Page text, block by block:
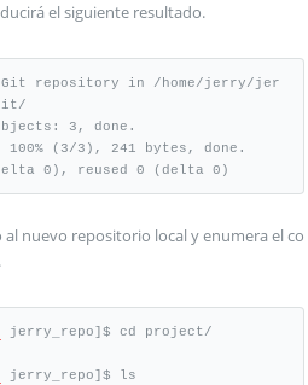
el siguiente resultado.
repository in /home/jerry/jer
3, done.
(3/3), 241 bytes, done.
0), reused 0 (delta 0)
al nuevo repositorio local y enumera el co
jerry_repo]$ cd project/
jerry_repo]$ ls